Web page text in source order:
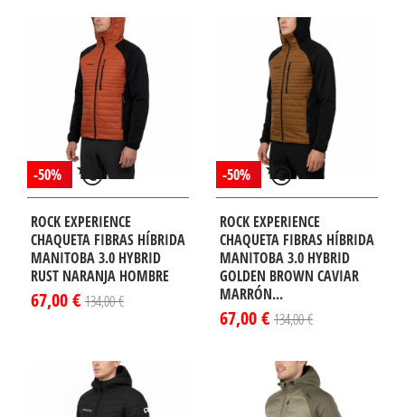
-50%
ROCK EXPERIENCE
CHAQUETA FIBRAS HÍBRIDA
MANITOBA 3.0 HYBRID
RUST NARANJA HOMBRE
67,00 € 134,00 €
-50%
ROCK EXPERIENCE
CHAQUETA FIBRAS HÍBRIDA
MANITOBA 3.0 HYBRID
GOLDEN BROWN CAVIAR
MARRÓN...
67,00 € 134,00 €